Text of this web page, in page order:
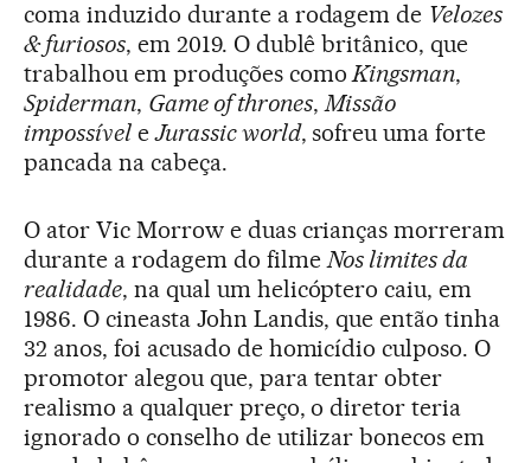
coma induzido durante a rodagem de Velozes
& furiosos, em 2019. O dublê britânico, que
trabalhou em produções comoKingsman,
Spiderman, Game of thrones,Missão
impossíveleJurassic world, sofreu uma forte
pancada na cabeça.
O ator Vic Morrow e duas crianças morreram
durante a rodagem do filmeNos limites da
realidade, na qual um helicóptero caiu, em
1986. O cineasta John Landis, que então tinha
32 anos, foi acusado de homicídio culposo. O
promotor alegou que, para tentar obter
realismo a qualquer preço, o diretor teria
ignorado o conselho de utilizar bonecos em